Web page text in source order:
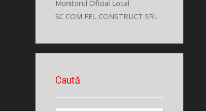
Monitorul Oficial Local
SC COM FEL CONSTRUCT SRL
Caută